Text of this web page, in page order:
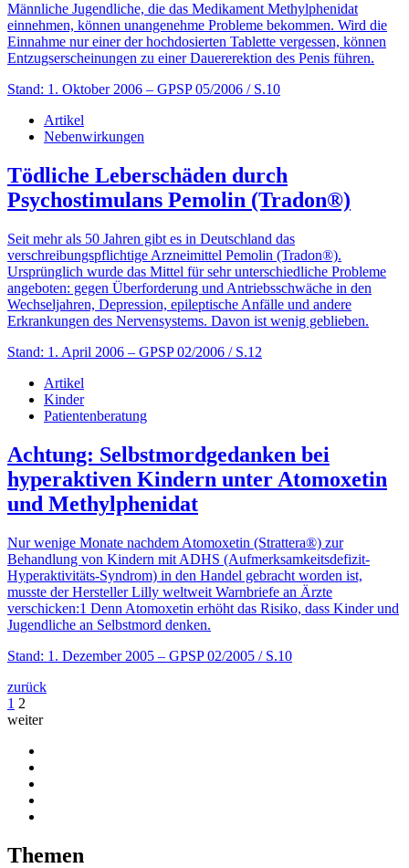
Männliche Jugendliche, die das Medikament Methylphenidat
einnehmen, können unangenehme Probleme bekommen. Wird die
Einnahme nur einer der hochdosierten Tablette vergessen, können
Entzugserscheinungen zu einer Dauererektion des Penis führen.
Stand: 1. Oktober 2006 – GPSP 05/2006 / S.10
Artikel
Nebenwirkungen
Tödliche Leberschäden durch
Psychostimulans Pemolin (Tradon®)
Seit mehr als 50 Jahren gibt es in Deutschland das
verschreibungspflichtige Arzneimittel Pemolin (Tradon®).
Ursprünglich wurde das Mittel für sehr unterschiedliche Probleme
angeboten: gegen Überforderung und Antriebsschwäche in den
Wechseljahren, Depression, epileptische Anfälle und andere
Erkrankungen des Nervensystems. Davon ist wenig geblieben.
Stand: 1. April 2006 – GPSP 02/2006 / S.12
Artikel
Kinder
Patientenberatung
Achtung: Selbstmord­gedanken bei
hyperaktiven Kindern unter Atomoxetin
und Methylphenidat
Nur wenige Monate nachdem Atomoxetin (Strattera®) zur
Behandlung von Kindern mit ADHS (Aufmerksamkeitsdefizit-
Hyperaktivitäts-Syndrom) in den Handel gebracht worden ist,
musste der Hersteller Lilly weltweit Warnbriefe an Ärzte
verschicken:1 Denn Atomoxetin erhöht das Risiko, dass Kinder und
Jugendliche an Selbstmord denken.
Stand: 1. Dezember 2005 – GPSP 02/2005 / S.10
zurück
1 2
weiter
Themen